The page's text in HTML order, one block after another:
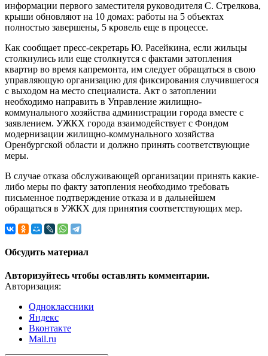
информации первого заместителя руководителя С. Стрелкова,
крыши обновляют на 10 домах: работы на 5 объектах
полностью завершены, 5 кровель еще в процессе.
Как сообщает пресс-секретарь Ю. Расейкина, если жильцы
столкнулись или еще столкнутся с фактами затопления
квартир во время капремонта, им следует обращаться в свою
управляющую организацию для фиксирования случившегося
с выходом на место специалиста. Акт о затоплении
необходимо направить в Управление жилищно-
коммунального хозяйства администрации города вместе с
заявлением. УЖКХ города взаимодействует с Фондом
модернизации жилищно-коммунального хозяйства
Оренбургской области и должно принять соответствующие
меры.
В случае отказа обслуживающей организации принять какие-
либо меры по факту затопления необходимо требовать
письменное подтверждение отказа и в дальнейшем
обращаться в УЖКХ для принятия соответствующих мер.
Обсудить материал
Авторизуйтесь чтобы оставлять комментарии.
Авторизация:
Одноклассники
Яндекс
Вконтакте
Mail.ru